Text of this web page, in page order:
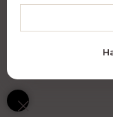
© Все права